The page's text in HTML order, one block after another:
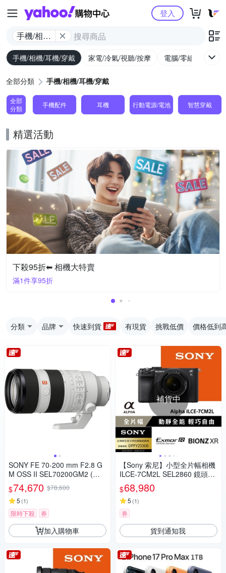
Yahoo購物中心
手機/相機/
耳機/穿戴
登入
手機/相機/耳機/穿戴 家電/冷氣/視聽/按摩 電腦/零組件/週邊/
全部分類 手機/相機/耳機/穿戴
全部
分類
手機配件 耳機 行動電源/電池 智慧穿戴
精選活動
下殺95折⬅︎ 相機大特賣
滿1件享95折
分類 品牌 快速到貨 有現貨 挑戰低價 價格低到
SONY FE 70-200 mm F2.8 G
M OSS II SEL70200GM2 (公
司貨)
$74,670 $78,600
5 (1)
限時下殺 券
加入購物車
補貨中
【Sony 索尼】小型全片幅相機
ILCE-7CM2L SEL2860 鏡頭組
(公司貨 保固18+6個月)
$68,980
5 (1)
券
貨到通知我